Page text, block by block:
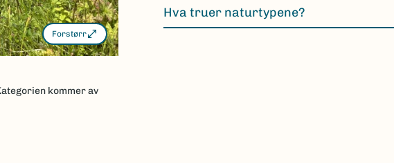
Forstørr
kommer av
Hva truer naturtypene?